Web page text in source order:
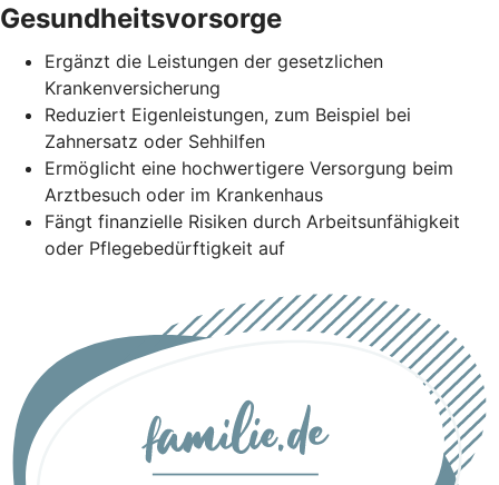
Gesundheitsvorsorge
Ergänzt die Leistungen der gesetzlichen
Krankenversicherung
Reduziert Eigenleistungen, zum Beispiel bei
Zahnersatz oder Sehhilfen
Ermöglicht eine hochwertigere Versorgung beim
Arztbesuch oder im Krankenhaus
Fängt finanzielle Risiken durch Arbeitsunfähigkeit
oder Pflegebedürftigkeit auf